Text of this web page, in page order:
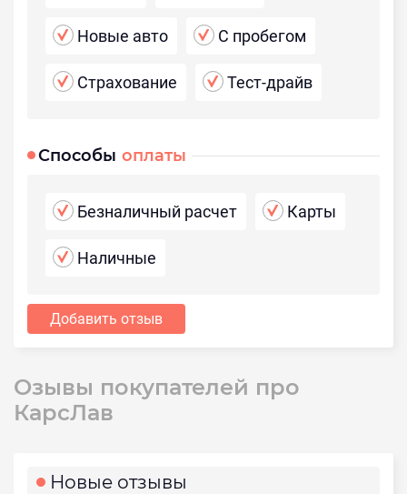
Новые авто С пробегом
Страхование Тест-драйв
Способы оплаты
Безналичный расчет Карты
Наличные
Добавить отзыв
Озывы покупателей про
КарсЛав
Новые отзывы